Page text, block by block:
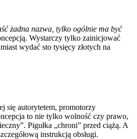
żadna nazwa, tylko ogólnie ma być
Wystarczy tylko zainicjować
wydać sto tysięcy złotych na
się autorytetem, promotorzy
to nie tylko wolność czy prawo,
Pigułka „chroni” przed ciążą. A
instrukcją obsługi.